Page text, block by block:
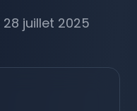
juillet 2025